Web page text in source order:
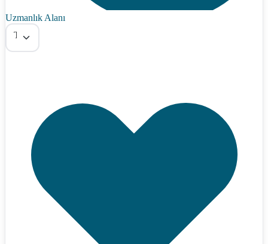
Uzmanlık Alanı
Tümü